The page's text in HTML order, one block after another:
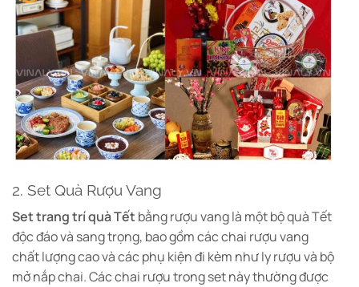
2. Set Quà Rượu Vang
Set trang trí quà Tết bằng rượu vang là một bộ quà Tết
độc đáo và sang trọng, bao gồm các chai rượu vang
chất lượng cao và các phụ kiện đi kèm như ly rượu và bộ
mở nắp chai. Các chai rượu trong set này thường được